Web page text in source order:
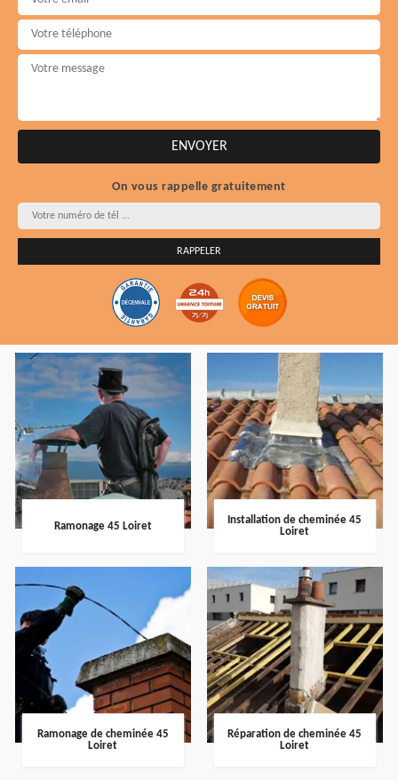
On vous rappelle gratuitement
Ramonage 45 Loiret
Installation de cheminée 45
Loiret
Ramonage de cheminée 45
Loiret
Réparation de cheminée 45
Loiret